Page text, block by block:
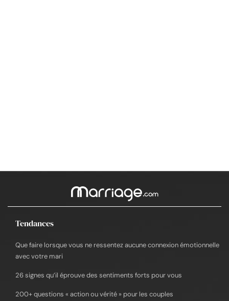
Tendances
Que faire lorsque vous ne ressentez aucune connexion émotionnelle
avec votre mari
26 signes qu’il éprouve des sentiments forts pour vous
200+ questions « action ou vérité » pour les couples